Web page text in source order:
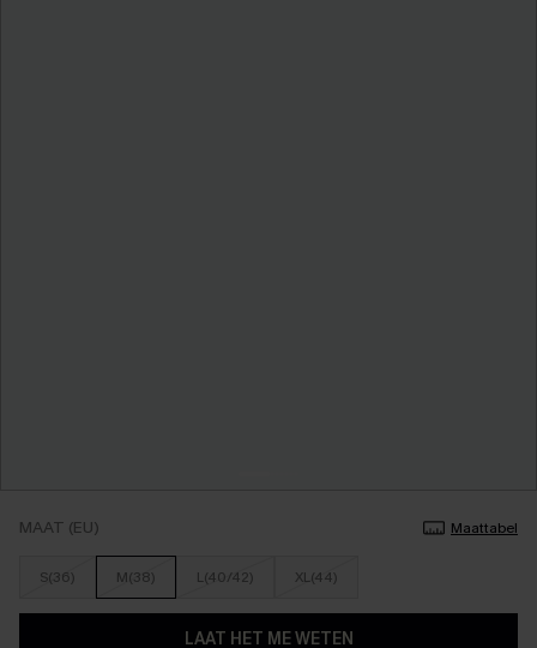
MAAT (EU) Maattabel
S(36) M(38) L(40/42) XL(44)
LAAT HET ME WETEN